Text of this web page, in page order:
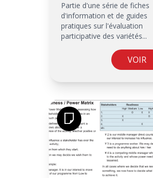
Partie d'une série de fiches
d'information et de guides
pratiques sur l'évaluation
participative des variétés...
VOIR